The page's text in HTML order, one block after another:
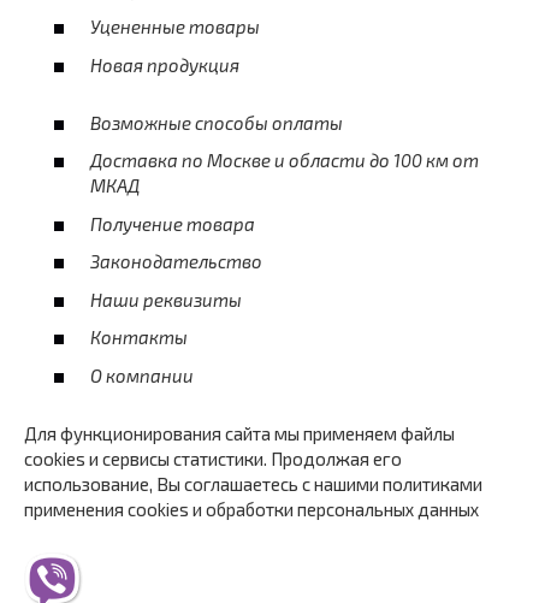
Уцененные товары
Новая продукция
Возможные способы оплаты
Доставка по Москве и области до 100 км от
МКАД
Получение товара
Законодательство
Наши реквизиты
Контакты
О компании
Для функционирования сайта мы применяем файлы
cookies и сервисы статистики. Продолжая его
использование, Вы соглашаетесь с нашими политиками
применения cookies и обработки персональных данных